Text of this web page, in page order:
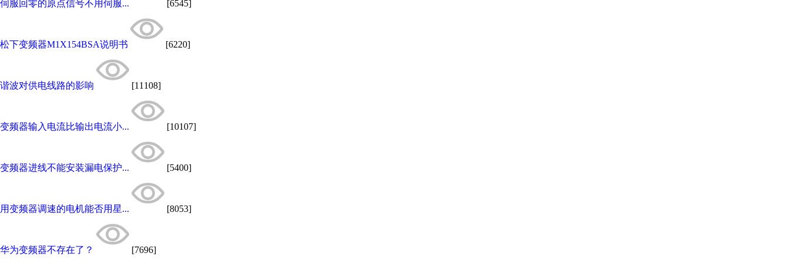
伺服回零的原点信号不用伺服... [6545]
松下变频器M1X154BSA说明书 [6220]
谐波对供电线路的影响 [11108]
变频器输入电流比输出电流小... [10107]
变频器进线不能安装漏电保护... [5400]
用变频器调速的电机能否用星... [8053]
华为变频器不存在了？ [7696]